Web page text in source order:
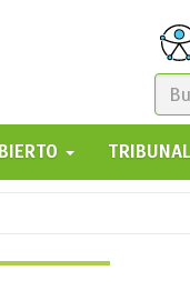
GO!